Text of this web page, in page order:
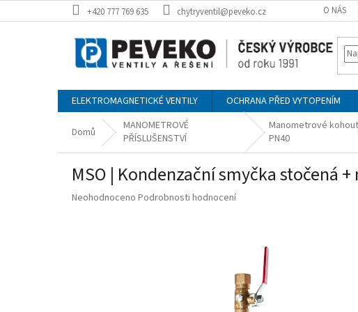
na
+420 777 769 635 chytryventil@peveko.cz O NÁS
ELEKTROMAGNETICKÉ VENTILY OCHRANA PŘED VYTOPENÍM
Domů
MANOMETROVÉ
PŘÍSLUŠENSTVÍ
Manometrové
PN40
MSO | Kondenzační smyčka stočená
Průměrné
Neohodnoceno Podrobnosti hodnocení